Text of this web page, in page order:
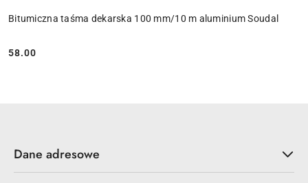
Bitumiczna taśma dekarska 100 mm/10 m aluminium Soudal
Cena:
58.00
Dane adresowe